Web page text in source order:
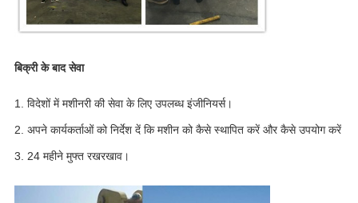
बिक्री के बाद सेवा
1. विदेशों में मशीनरी की सेवा के लिए उपलब्ध इंजीनियर्स।
2. अपने कार्यकर्ताओं को निर्देश दें कि मशीन को कैसे स्थापित करें और कैसे उपयोग करें
3. 24 महीने मुफ्त रखरखाव।